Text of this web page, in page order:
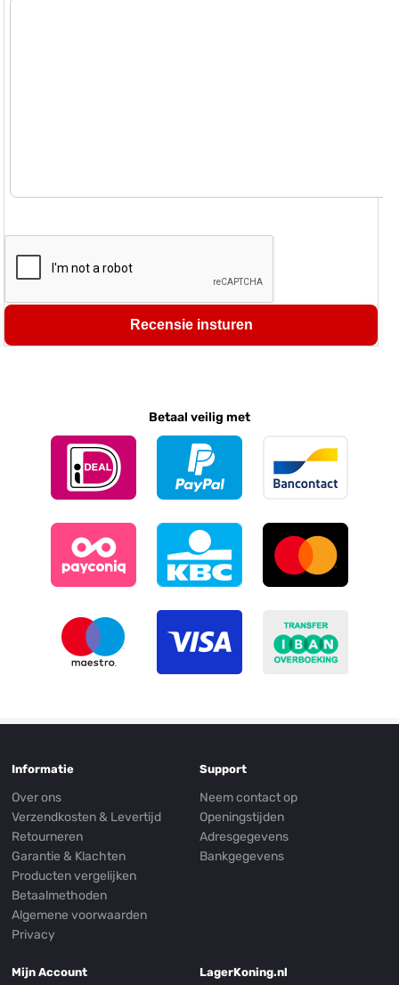
Recensie insturen
Betaal veilig met
Informatie
Over ons
Verzendkosten & Levertijd
Retourneren
Garantie & Klachten
Producten vergelijken
Betaalmethoden
Algemene voorwaarden
Privacy
Support
Neem contact op
Openingstijden
Adresgegevens
Bankgegevens
Mijn Account LagerKoning.nl